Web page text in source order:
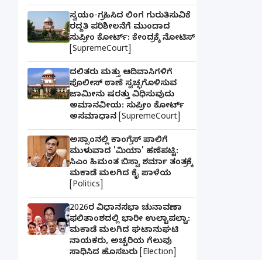
ಸ್ವಯಂ-ಗ್ರಹಿಸಿದ ಲಿಂಗ ಗುರುತಿಸುವಿಕೆ
ರದ್ದತಿ ಪರಿಶೀಲನೆಗೆ ಮುಂದಾದ
ಸುಪ್ರೀಂ ಕೋರ್ಟ್: ಕೇಂದ್ರಕ್ಕೆ ನೋಟಿಸ್
[SupremeCourt]
ದಲಿತರು ಮತ್ತು ಆದಿವಾಸಿಗಳಿಗೆ
ಪೊಲೀಸ್ ಠಾಣೆ ಸ್ವಚ್ಛಗೊಳಿಸುವ
ಜಾಮೀನು ಷರತ್ತು ವಿಧಿಸುವುದು
ಅಮಾನವೀಯ: ಸುಪ್ರೀಂ ಕೋರ್ಟ್
ಅಸಮಾಧಾನ [SupremeCourt]
ಅಸ್ಸಾಂನಲ್ಲಿ ಕಾಂಗ್ರೆಸ್ ಪಾಲಿಗೆ
ಮುಳುವಾದ 'ಮಿಯಾ' ಹಣೆಪಟ್ಟಿ:
ಸಿಎಂ ಹಿಮಂತ ಬಿಸ್ವಾ ಶರ್ಮಾ ತಂತ್ರಕ್ಕೆ
ಮಕಾಡೆ ಮಲಗಿದ ಕೈ ಪಾಳೆಯ
[Politics]
2026ರ ವಿಧಾನಸಭಾ ಚುನಾವಣಾ
ಫಲಿತಾಂಶದಲ್ಲಿ ಭಾರೀ ಉಲ್ಟಾಪಲ್ಟಾ:
ಮಕಾಡೆ ಮಲಗಿದ ಘಟಾನುಘಟಿ
ನಾಯಕರು, ಅಚ್ಚರಿಯ ಗೆಲುವು
ಸಾಧಿಸಿದ ಹೊಸಬರು [Election]